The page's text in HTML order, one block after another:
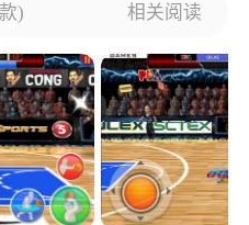
) 相关阅读